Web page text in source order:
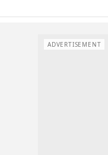
ADVERTISEMENT